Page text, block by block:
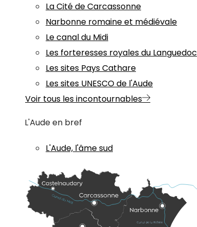
La Cité de Carcassonne
Narbonne romaine et médiévale
Le canal du Midi
Les forteresses royales du Languedoc
Les sites Pays Cathare
Les sites UNESCO de l'Aude
Voir tous les incontournables
L'Aude en bref
L'Aude, l'âme sud